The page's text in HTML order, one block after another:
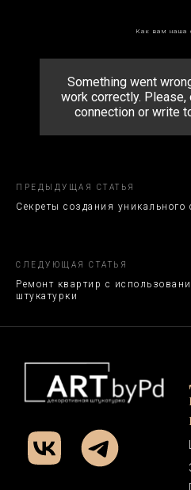
Как вам наша
Something went
work correctly. Please,
connection or write
ПРЕДЫДУЩАЯ СТАТЬЯ
Секреты создания уникального
СЛЕДУЮЩАЯ СТАТЬЯ
Ремонт квартир с
штукатурки